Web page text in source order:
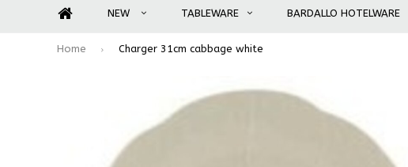
NEW TABLEWARE BARDALLO HOTELWARE
Home Charger 31cm cabbage white